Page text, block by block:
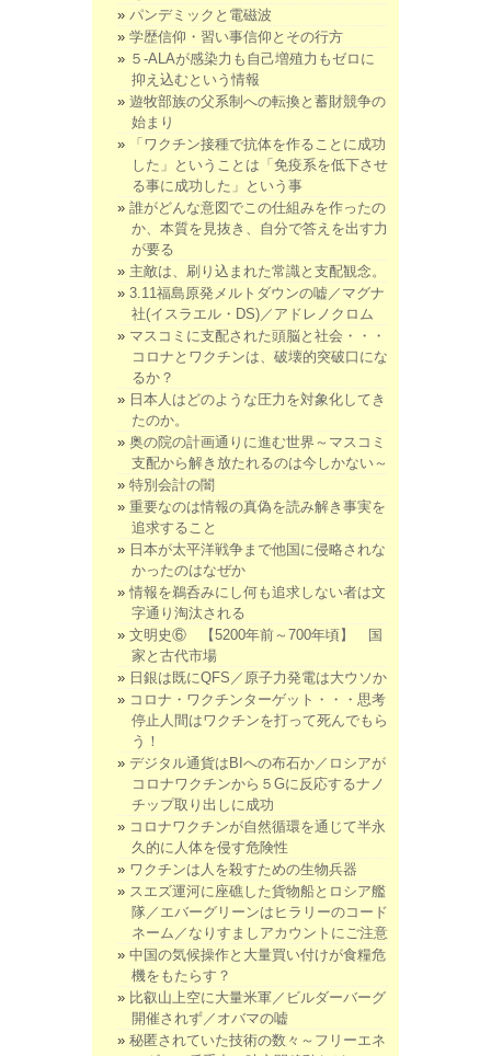
パンデミックと電磁波
学歴信仰・習い事信仰とその行方
５-ALAが感染力も自己増殖力もゼロに
抑え込むという情報
遊牧部族の父系制への転換と蓄財競争の
始まり
「ワクチン接種で抗体を作ることに成功
した」ということは「免疫系を低下させ
る事に成功した」という事
誰がどんな意図でこの仕組みを作ったの
か、本質を見抜き、自分で答えを出す力
が要る
主敵は、刷り込まれた常識と支配観念。
3.11福島原発メルトダウンの嘘／マグナ
社(イスラエル・DS)／アドレノクロム
マスコミに支配された頭脳と社会・・・
コロナとワクチンは、破壊的突破口にな
るか？
日本人はどのような圧力を対象化してき
たのか。
奥の院の計画通りに進む世界～マスコミ
支配から解き放たれるのは今しかない～
特別会計の闇
重要なのは情報の真偽を読み解き事実を
追求すること
日本が太平洋戦争まで他国に侵略されな
かったのはなぜか
情報を鵜呑みにし何も追求しない者は文
字通り淘汰される
文明史⑥ 【5200年前～700年頃】 国
家と古代市場
日銀は既にQFS／原子力発電は大ウソか
コロナ・ワクチンターゲット・・・思考
停止人間はワクチンを打って死んでもら
う！
デジタル通貨はBIへの布石か／ロシアが
コロナワクチンから５Gに反応するナノ
チップ取り出しに成功
コロナワクチンが自然循環を通じて半永
久的に人体を侵す危険性
ワクチンは人を殺すための生物兵器
スエズ運河に座礁した貨物船とロシア艦
隊／エバーグリーンはヒラリーのコード
ネーム／なりすましアカウントにご注意
中国の気候操作と大量買い付けが食糧危
機をもたらす？
比叡山上空に大量米軍／ビルダーバーグ
開催されず／オバマの嘘
秘匿されていた技術の数々～フリーエネ